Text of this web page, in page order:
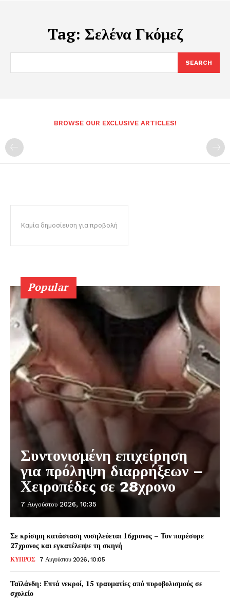
Tag: Σελένα Γκόμεζ
SEARCH
BROWSE OUR EXCLUSIVE ARTICLES!
Καμία δημοσίευση για προβολή
Popular
Συντονισμένη επιχείρηση
για πρόληψη διαρρήξεων –
Χειροπέδες σε 28χρονο
7 Αυγούστου 2026, 10:35
Σε κρίσιμη κατάσταση νοσηλεύεται 16χρονος – Τον παρέσυρε
27χρονος και εγκατέλειψε τη σκηνή
ΚΥΠΡΟΣ 7 Αυγούστου 2026, 10:05
Ταϊλάνδη: Επτά νεκροί, 15 τραυματίες από πυροβολισμούς σε
σχολείο